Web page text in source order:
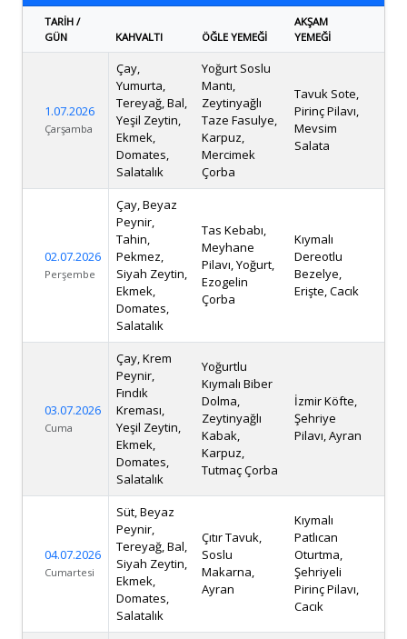
TARIH /
GÜN
KAHVALTI ÖĞLE YEMEĞI
AKŞAM
YEMEĞI
1.07.2026
Çarşamba
Çay,
Yumurta,
Tereyağ, Bal,
Yeşil Zeytin,
Ekmek,
Domates,
Salatalık
Yoğurt Soslu
Mantı,
Zeytinyağlı
Taze Fasulye,
Karpuz,
Mercimek
Çorba
Tavuk Sote,
Pirinç Pilavı,
Mevsim
Salata
02.07.2026
Perşembe
Çay, Beyaz
Peynir,
Tahin,
Pekmez,
Siyah Zeytin,
Ekmek,
Domates,
Salatalık
Tas Kebabı,
Meyhane
Pilavı, Yoğurt,
Ezogelin
Çorba
Kıymalı
Dereotlu
Bezelye,
Erişte, Cacık
03.07.2026
Cuma
Çay, Krem
Peynir,
Fındık
Kreması,
Yeşil Zeytin,
Ekmek,
Domates,
Salatalık
Yoğurtlu
Kıymalı Biber
Dolma,
Zeytinyağlı
Kabak,
Karpuz,
Tutmaç Çorba
İzmir Köfte,
Şehriye
Pilavı, Ayran
04.07.2026
Cumartesi
Süt, Beyaz
Peynir,
Tereyağ, Bal,
Siyah Zeytin,
Ekmek,
Domates,
Salatalık
Çıtır Tavuk,
Soslu
Makarna,
Ayran
Kıymalı
Patlıcan
Oturtma,
Şehriyeli
Pirinç Pilavı,
Cacık